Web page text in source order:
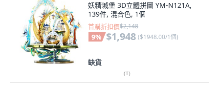
妖精城堡 3D立體拼圖 YM-N121A,
139件, 混合色, 1個
首購折扣價$2,148
9% $1,948 ($1948.00/1個)
缺貨
(1)